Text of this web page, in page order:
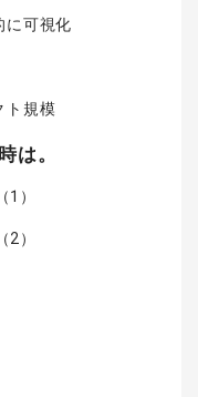
に可視化
ト規模
は。
）
）